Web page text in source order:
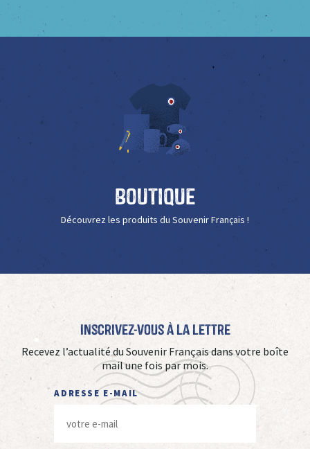
Boutique
Découvrez les produits du Souvenir Français !
Inscrivez-vous à La Lettre
Recevez l’actualité du Souvenir Français dans votre boîte
mail une fois par mois.
ADRESSE E-MAIL